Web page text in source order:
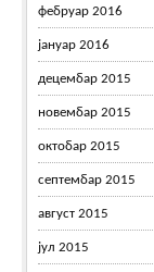
фебруар 2016
јануар 2016
децембар 2015
новембар 2015
октобар 2015
септембар 2015
август 2015
јул 2015